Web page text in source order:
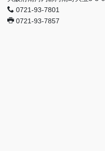
0721-93-7801
0721-93-7857